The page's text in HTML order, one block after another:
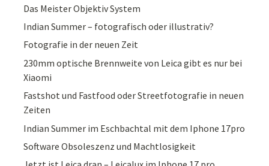
Das Meister Objektiv System
Indian Summer – fotografisch oder illustrativ?
Fotografie in der neuen Zeit
230mm optische Brennweite von Leica gibt es nur bei
Xiaomi
Fastshot und Fastfood oder Streetfotografie in neuen
Zeiten
Indian Summer im Eschbachtal mit dem Iphone 17pro
Software Obsoleszenz und Machtlosigkeit